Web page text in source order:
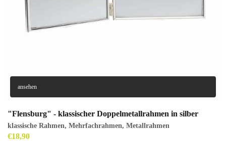
ansehen
"Flensburg" - klassischer Doppelmetallrahmen in silber
klassische Rahmen, Mehrfachrahmen, Metallrahmen
€18,90